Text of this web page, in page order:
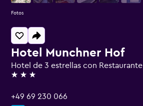
Hotel Munchner Hof
Hotel de 3 estrellas con Restaurante
3 estrellas
+49 69 230 066
Fotos